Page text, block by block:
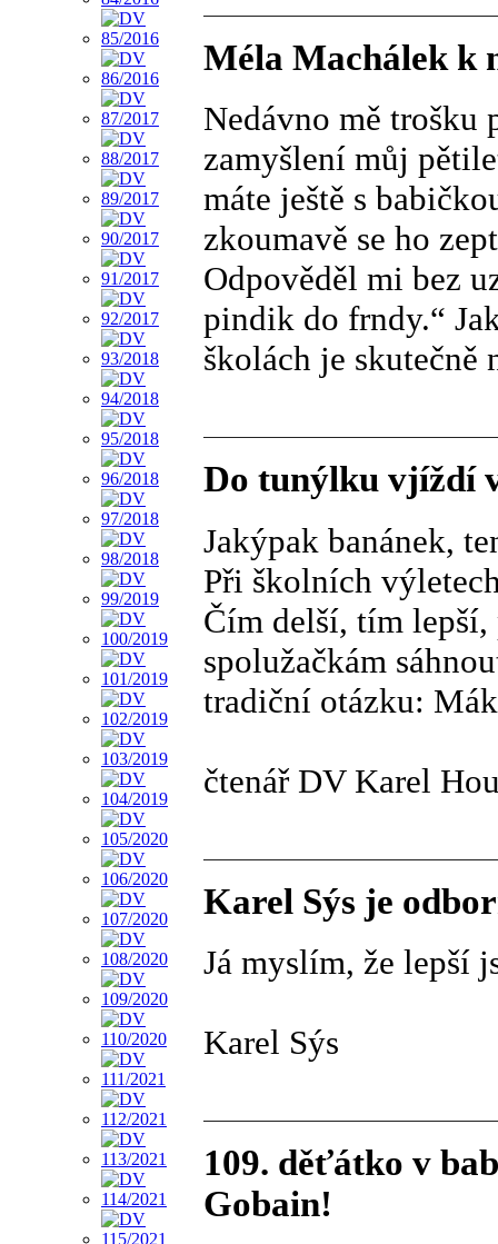
Méla Machálek k
Nedávno mě trošku
zamyšlení můj
máte ještě s
zkoumavě se ho
Odpověděl mi bez
pindik do frndy.“
školách je skutečně
Do tunýlku vjíždí
Jakýpak banánek,
Při školních
Čím delší, tím
spolužačkám
tradiční otázku:
čtenář DV Karel
Karel Sýs je
Já myslím, že lepší
Karel Sýs
109. děťátko v
Gobain!